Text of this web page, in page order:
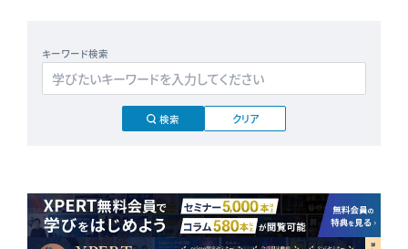
キーワード検索
検索 クリア